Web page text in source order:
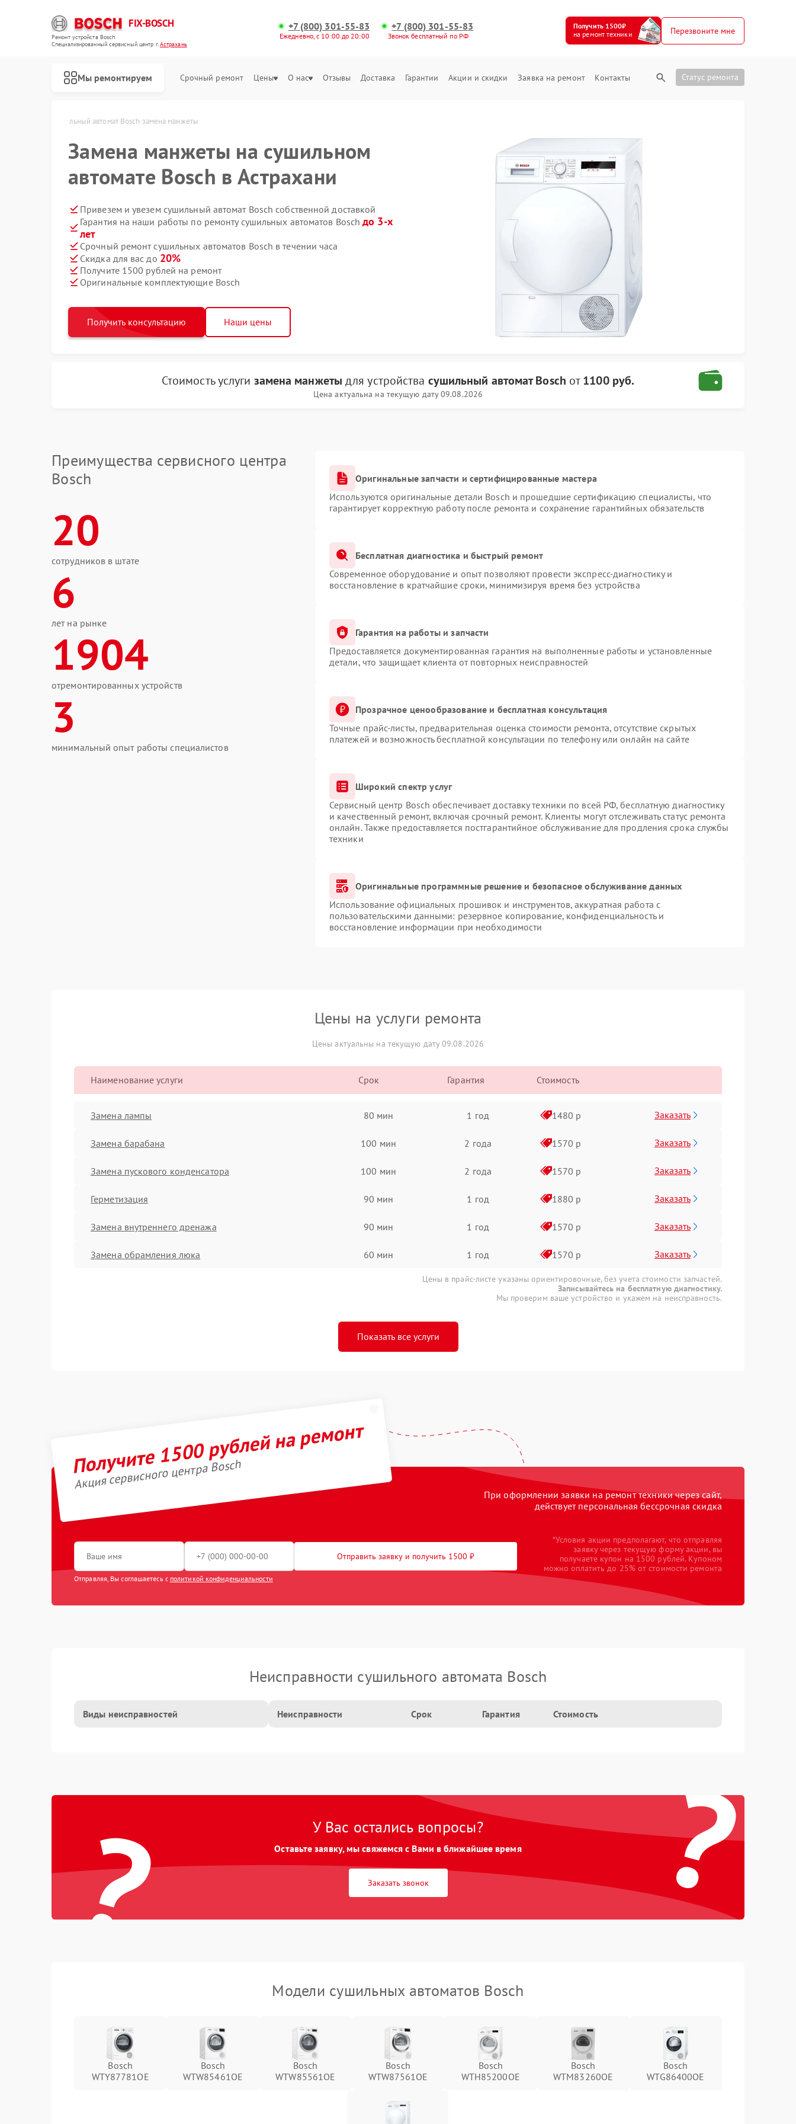
FIX-BOSCH
Ремонт устройств Bosch
Специализированный cервисный центр г.Астрахань
+7 (800) 301-55-83
Ежедневно, с 10:00 до 20:00
+7 (800) 301-55-83
Звонок бесплатный по РФ
Получить 1500₽
на ремонт техники
Перезвоните мне
Мы ремонтируем Срочный ремонт Цены О нас Отзывы Доставка Гарантии Акции и скидки Заявка на ремонт Контакты Статус ремонта
Сушильный автомат Bosch замена манжеты
Замена манжеты на сушильном
автомате Bosch в Астрахани
Привезем и увезем сушильный автомат Bosch собственной доставкой
Гарантия на наши работы по ремонту сушильных автоматов Boschдо 3-х
лет
Срочный ремонт сушильных автоматов Bosch в течении часа
Скидка для вас до 20%
Получите 1500 рублей на ремонт
Оригинальные комплектующие Bosch
Получить консультацию Наши цены
Стоимость услуги замена манжеты для устройства сушильный автомат Bosch от1100 руб.
Цена актуальна на текущую дату 09.08.2026
Преимущества сервисного центра
Bosch
20
сотрудников в штате
6
лет на рынке
1904
отремонтированных устройств
3
минимальный опыт работы специалистов
Оригинальные запчасти и сертифицированные мастера
Используются оригинальные детали Bosch и прошедшие сертификацию специалисты, что
гарантирует корректную работу после ремонта и сохранение гарантийных обязательств
Бесплатная диагностика и быстрый ремонт
Современное оборудование и опыт позволяют провести экспресс-диагностику и
восстановление в кратчайшие сроки, минимизируя время без устройства
Гарантия на работы и запчасти
Предоставляется документированная гарантия на выполненные работы и установленные
детали, что защищает клиента от повторных неисправностей
Прозрачное ценообразование и бесплатная консультация
Точные прайс-листы, предварительная оценка стоимости ремонта, отсутствие скрытых
платежей и возможность бесплатной консультации по телефону или онлайн на сайте
Широкий спектр услуг
Сервисный центр Bosch обеспечивает доставку техники по всей РФ, бесплатную диагностику
и качественный ремонт, включая срочный ремонт. Клиенты могут отслеживать статус ремонта
онлайн. Также предоставляется постгарантийное обслуживание для продления срока службы
техники
Оригинальные программные решение и безопасное обслуживание данных
Использование официальных прошивок и инструментов, аккуратная работа с
пользовательскими данными: резервное копирование, конфиденциальность и
восстановление информации при необходимости
Цены на услуги ремонта
Цены актуальны на текущую дату 09.08.2026
Наименование услуги Срок Гарантия Стоимость
Замена лампы 80 мин 1 год 1480 р Заказать
Замена барабана 100 мин 2 года 1570 р Заказать
Замена пускового конденсатора 100 мин 2 года 1570 р Заказать
Герметизация 90 мин 1 год 1880 р Заказать
Замена внутреннего дренажа 90 мин 1 год 1570 р Заказать
Замена обрамления люка 60 мин 1 год 1570 р Заказать
Цены в прайс-листе указаны ориентировочные, без учета стоимости запчастей.
Записывайтесь на бесплатную диагностику.
Мы проверим ваше устройство и укажем на неисправность.
Показать все услуги
Получите 1500 рублей на ремонт
Акция сервисного центра Bosch
При оформлении заявки на ремонт техники через сайт,
действует персональная бессрочная скидка
Отправить заявку и получить 1500 ₽
Отправляя, Вы соглашаетесь с политикой конфиденциальности
*Условия акции предполагают, что отправляя
заявку через текущую форму акции, вы
получаете купон на 1500 рублей. Купоном
можно оплатить до 25% от стоимости ремонта
Неисправности сушильного автомата Bosch
Виды неисправностей Неисправности Срок Гарантия Стоимость
? ?
У Вас остались вопросы?
Оставьте заявку, мы свяжемся с Вами в ближайшее время
Заказать звонок
Модели сушильных автоматов Bosch
Bosch
WTY87781OE
Bosch
WTW85461OE
Bosch
WTW85561OE
Bosch
WTW87561OE
Bosch
WTH85200OE
Bosch
WTM83260OE
Bosch
WTG86400OE